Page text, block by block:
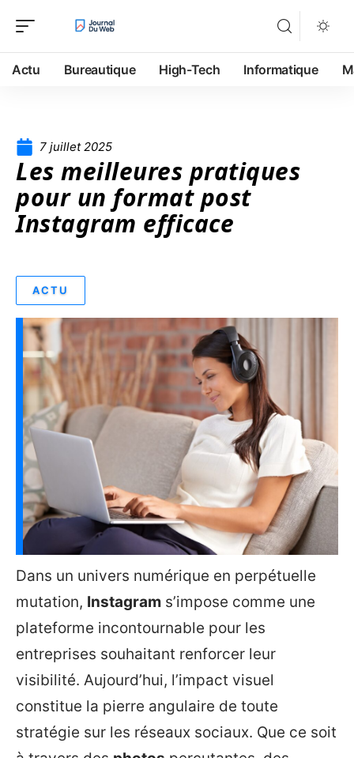
Actu Bureautique High-Tech Informatique
7 juillet 2025
Les meilleures pratiques
pour un format post
Instagram efficace
ACTU
Dans un univers numérique en perpétuelle
mutation, Instagram s’impose comme une
plateforme incontournable pour les
entreprises souhaitant renforcer leur
visibilité. Aujourd’hui, l’impact visuel
constitue la pierre angulaire de toute
stratégie sur les réseaux sociaux. Que ce soit